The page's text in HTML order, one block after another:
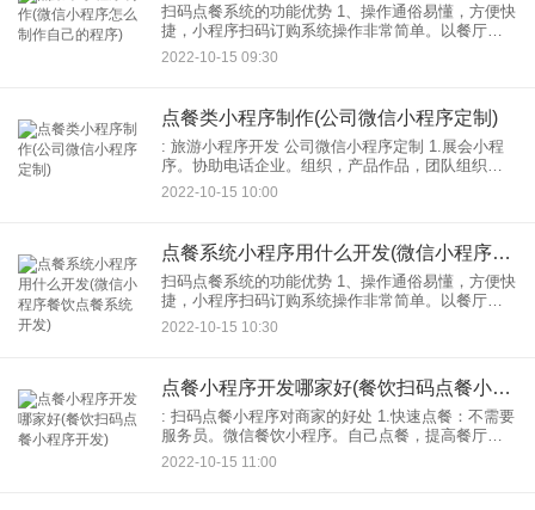
扫码点餐系统的功能优势 1、操作通俗易懂，方便快
捷，小程序扫码订购系统操作非常简单。以餐厅点
餐小程序为例。顾客进入餐厅落座后扫描桌子上的
二维码，小程序订餐小程序。顾客可以在小程序查
2022-10-15 09:30
点餐类小程序制作(公司微信小程序定制)
: 旅游小程序开发 公司微信小程序定制 1.展会小程
序。协助电话企业。组织，产品作品，团队组织，
个人形象等。进行大气图像展示，支持产品展示和
物品系统。 2.预约小程序.客户线上直接预约服务，
2022-10-15 10:00
点餐系统小程序用什么开发(微信小程序餐饮点餐系统开发)
扫码点餐系统的功能优势 1、操作通俗易懂，方便快
捷，小程序扫码订购系统操作非常简单。以餐厅点
餐小程序为例。顾客进入餐厅落座后扫描桌子上的
二维码，小程序订餐小程序。顾客可以在小程序查
2022-10-15 10:30
点餐小程序开发哪家好(餐饮扫码点餐小程序开发)
: 扫码点餐小程序对商家的好处 1.快速点餐：不需要
服务员。微信餐饮小程序。自己点餐，提高餐厅的
成交率。对接收据打印系统，订单清晰，实时监
控，避免出错。 2.又好又快结账微信在线转账方便
2022-10-15 11:00